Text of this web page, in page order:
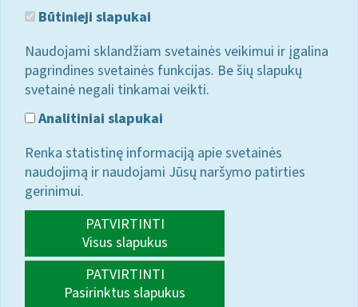
Būtinieji slapukai
Naudojami sklandžiam svetainės veikimui ir įgalina
pagrindines svetainės funkcijas. Be šių slapukų
svetainė negali tinkamai veikti.
Analitiniai slapukai
Renka statistinę informaciją apie svetainės
naudojimą ir naudojami Jūsų naršymo patirties
gerinimui.
PATVIRTINTI
Visus slapukus
PATVIRTINTI
Pasirinktus slapukus